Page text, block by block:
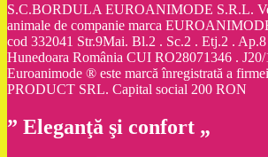
S.C.BORDULA EUROANIMODE S.R.L.
animale de companie marca
cod 332041 Str.9Mai. Bl.2 . Sc.2 . Etj.2 . Ap.8
Hunedoara România CUI RO28071346 .
Euroanimode ® este marcă înregistrată a
PRODUCT SRL. Capital social 200 RON
” Eleganţă şi confort „